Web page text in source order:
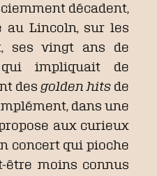
décadent,
au Lincoln, sur les
ses vingt ans de
qui impliquait de
des golden hits de
dans une
aux curieux
concert qui pioche
être moins connus